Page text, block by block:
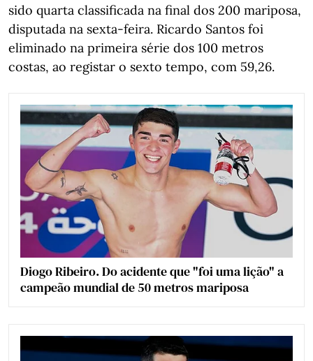
sido quarta classificada na final dos 200 mariposa,
disputada na sexta-feira. Ricardo Santos foi
eliminado na primeira série dos 100 metros
costas, ao registar o sexto tempo, com 59,26.
Diogo Ribeiro. Do acidente que "foi uma lição" a
campeão mundial de 50 metros mariposa